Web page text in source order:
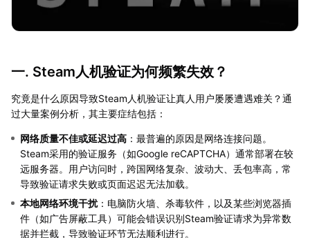
一. Steam人机验证为何频繁失效？
究竟是什么原因导致Steam人机验证让真人用户屡屡遭遇难关？通
过大量案例分析，其主要症结包括：
网络质量不佳或延迟过高 ：最普遍的原因是网络连接问题。
Steam采用的验证服务（如Google reCAPTCHA）通常部署在较
远服务器。用户访问时，跨国网络复杂、波动大、丢包率高，常
导致验证请求失败或页面迟迟无法加载。
本地网络环境干扰：电脑防火墙、杀毒软件，以及某些浏览器插
件（如广告屏蔽工具）可能会错误识别Steam验证请求为异常数
据并拦截，导致验证环节无法顺利进行。